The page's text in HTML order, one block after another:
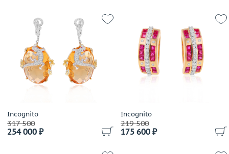
Incognito
317 500
254 000 ₽
Incognito
219 500
175 600 ₽